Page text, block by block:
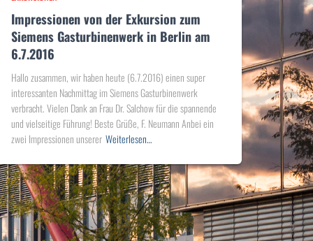
Impressionen von der Exkursion zum
Siemens Gasturbinenwerk in Berlin am
6.7.2016
Hallo zusammen, wir haben heute (6.7.2016) einen super
interessanten Nachmittag im Siemens Gasturbinenwerk
verbracht. Vielen Dank an Frau Dr. Salchow für die spannende
und vielseitige Führung! Beste Grüße, F. Neumann Anbei ein
zwei Impressionen unserer Weiterlesen…